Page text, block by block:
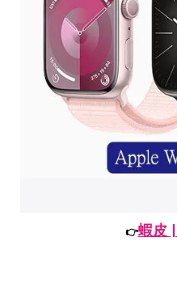
👉蝦皮